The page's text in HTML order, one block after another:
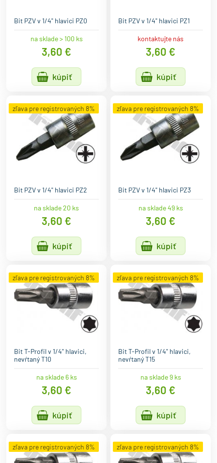
Bit PZV v 1/4" hlavici PZ0
na sklade > 100 ks
3,60 €
kúpiť
Bit PZV v 1/4" hlavici PZ1
kontaktujte nás
3,60 €
kúpiť
zľava pre registrovaných 8%
Bit PZV v 1/4" hlavici PZ2
na sklade 20 ks
3,60 €
kúpiť
zľava pre registrovaných 8%
Bit PZV v 1/4" hlavici PZ3
na sklade 49 ks
3,60 €
kúpiť
zľava pre registrovaných 8%
Bit T-Profil v 1/4" hlavici,
nevŕtaný T10
na sklade 6 ks
3,60 €
kúpiť
zľava pre registrovaných 8%
Bit T-Profil v 1/4" hlavici,
nevŕtaný T15
na sklade 9 ks
3,60 €
kúpiť
zľava pre registrovaných 8% zľava pre registrovaných 8%